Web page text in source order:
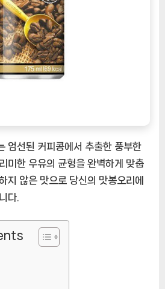
엄선된 커피콩에서 추출한 풍부한
미한 우유의 균형을 완벽하게 맞춥
지 않은 맛으로 당신의 맛봉오리에
다.